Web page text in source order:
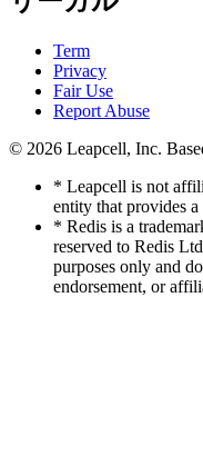
Term
Privacy
Fair Use
Report Abuse
© 2026 Leapcell, Inc.
* Leapcell is not
entity that provides
* Redis is a
reserved to Redis
purposes only and
endorsement, or